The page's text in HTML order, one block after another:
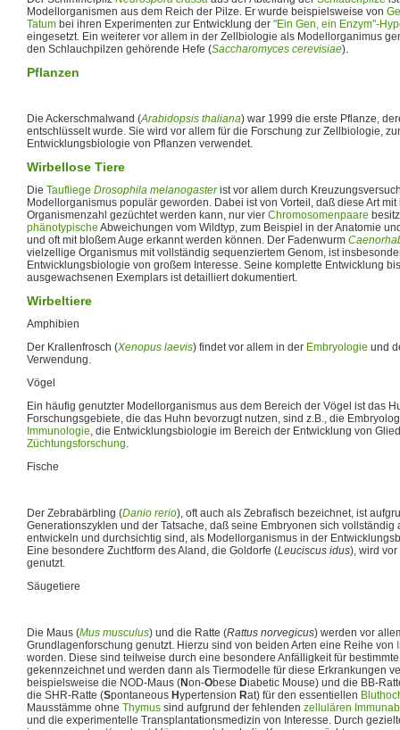
Modellorganismen aus dem Reich der Pilze. Er wurde beispielsweise von
Tatum bei ihren Experimenten zur Entwicklung der "Ein Gen, ein Enzym"-
eingesetzt. Ein weiterer vor allem in der Zellbiologie als Modellorganimus
den Schlauchpilzen gehörende Hefe (Saccharomyces cerevisiae).
Pflanzen
Die Ackerschmalwand (Arabidopsis thaliana) war 1999 die erste Pflanze,
entschlüsselt wurde. Sie wird vor allem für die Forschung zur Zellbiologie,
Entwicklungsbiologie von Pflanzen verwendet.
Wirbellose Tiere
Die Taufliege Drosophila melanogasterist vor allem durch
Modellorganismus populär geworden. Dabei ist von Vorteil, daß diese Art
Organismenzahl gezüchtet werden kann, nur vier Chromosomenpaare
phänotypische Abweichungen vom Wildtyp, zum Beispiel in der Anatomie
und oft mit bloßem Auge erkannt werden können. Der Fadenwurm
vielzellige Organismus mit vollständig sequenziertem Genom, ist
Entwicklungsbiologie von großem Interesse. Seine komplette Entwicklung
ausgewachsenen Exemplars ist detailliert dokumentiert.
Wirbeltiere
Amphibien
Der Krallenfrosch (Xenopus laevis) findet vor allem in der Embryologie und
Verwendung.
Vögel
Ein häufig genutzter Modellorganismus aus dem Bereich der Vögel ist das
Forschungsgebiete, die das Huhn bevorzugt nutzen, sind z.B., die
Immunologie, die Entwicklungsbiologie im Bereich der Entwicklung von
Züchtungsforschung.
Fische
Der Zebrabärbling (Danio rerio), oft auch als Zebrafisch bezeichnet, ist
Generationszyklen und der Tatsache, daß seine Embryonen sich vollständig
entwickeln und durchsichtig sind, als Modellorganismus in der
Eine besondere Zuchtform des Aland, die Goldorfe (Leuciscus idus), wird
genutzt.
Säugetiere
Die Maus (Mus musculus) und die Ratte (Rattus norvegicus) werden vor
Grundlagenforschung genutzt. Hierzu sind von beiden Arten eine Reihe von
worden. Diese sind teilweise durch eine besondere Anfälligkeit für
gekennzeichnet und werden dann als Tiermodelle für diese Erkrankungen
beispielsweise die NOD-Maus (Non-Obese Diabetic Mouse) und die BB-
die SHR-Ratte (Spontaneous Hypertension Rat) für den essentiellen
Mausstämme ohne Thymus sind aufgrund der fehlenden zellulären
und die experimentelle Transplantationsmedizin von Interesse. Durch